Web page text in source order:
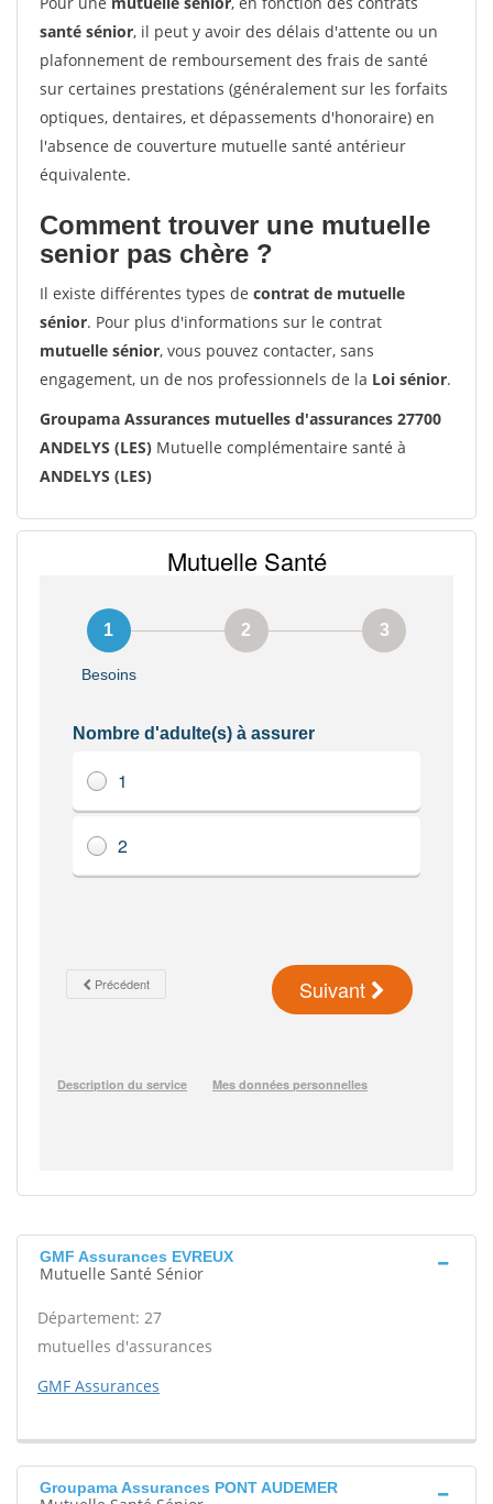
santé sénior, il peut y avoir des délais d'attente ou un
plafonnement de remboursement des frais de santé
sur certaines prestations (généralement sur les forfaits
optiques, dentaires, et dépassements d'honoraire) en
l'absence de couverture mutuelle santé antérieur
équivalente.
Comment trouver une mutuelle
senior pas chère ?
Il existe différentes types de contrat de mutuelle
sénior. Pour plus d'informations sur le contrat
mutuelle sénior, vous pouvez contacter, sans
engagement, un de nos professionnels de la Loi sénior.
Groupama Assurances mutuelles d'assurances 27700
ANDELYS (LES) Mutuelle complémentaire santé à
ANDELYS (LES)
GMF Assurances EVREUX
Mutuelle Santé Sénior
Département: 27
mutuelles d'assurances
GMF Assurances
Groupama Assurances PONT AUDEMER